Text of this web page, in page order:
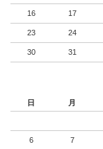
16 17
23 24
30 31
日 月
6 7